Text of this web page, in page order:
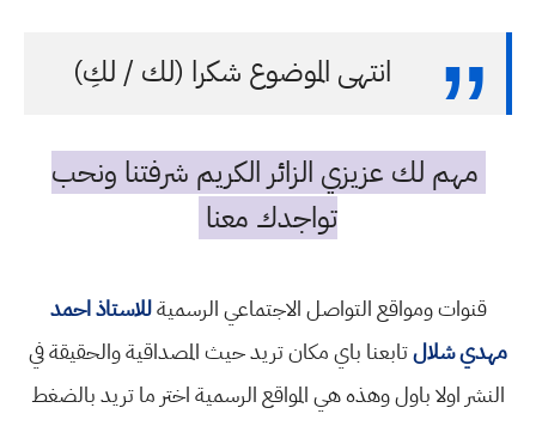
انتهى الموضوع شكرا (لك / لكِ)
مهم لك عزيزي الزائر الكريم شرفتنا ونحب
تواجدك معنا
قنوات ومواقع التواصل الاجتماعي الرسميةللاستاذ احمد
مهدي شلالتابعنا باي مكان تريد حيث المصداقية والحقيقة في
النشر اولا باول وهذه هي المواقع الرسمية اختر ما تريد بالضغط